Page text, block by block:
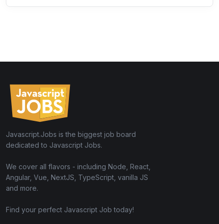
Javascript.Jobs is the biggest job board
dedicated to Javascript Jobs.
We cover all flavors - including Node, React,
Angular, Vue, NextJS, TypeScript, vanilla JS
and more.
Find your perfect Javascript Job today!